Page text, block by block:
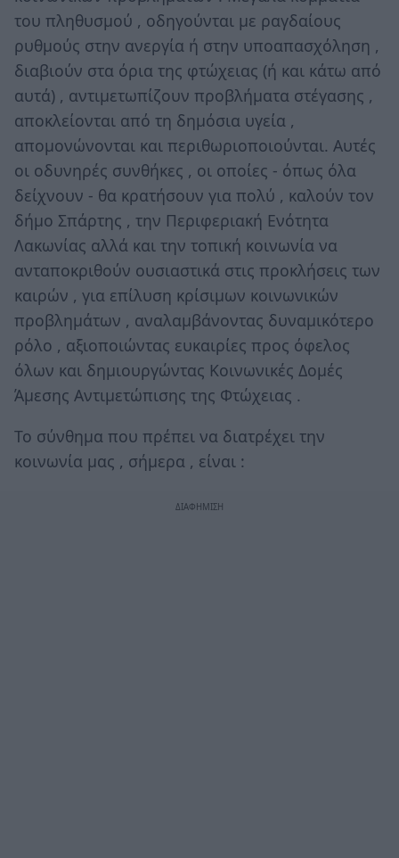
του πληθυσμού , οδηγούνται με ραγδαίους
ρυθμούς στην ανεργία ή στην υποαπασχόληση ,
διαβιούν στα όρια της φτώχειας (ή και κάτω από
αυτά) , αντιμετωπίζουν προβλήματα στέγασης ,
αποκλείονται από τη δημόσια υγεία ,
απομονώνονται και περιθωριοποιούνται. Αυτές
οι οδυνηρές συνθήκες , οι οποίες - όπως όλα
δείχνουν - θα κρατήσουν για πολύ , καλούν τον
δήμο Σπάρτης , την Περιφεριακή Ενότητα
Λακωνίας αλλά και την τοπική κοινωνία να
ανταποκριθούν ουσιαστικά στις προκλήσεις των
καιρών , για επίλυση κρίσιμων κοινωνικών
προβλημάτων , αναλαμβάνοντας δυναμικότερο
ρόλο , αξιοποιώντας ευκαιρίες προς όφελος
όλων και δημιουργώντας Κοινωνικές Δομές
Άμεσης Αντιμετώπισης της Φτώχειας .
Το σύνθημα που πρέπει να διατρέχει την
κοινωνία μας , σήμερα , είναι :